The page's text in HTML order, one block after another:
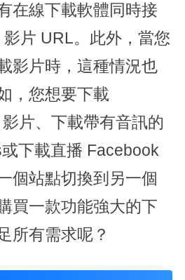
在線下載軟體同時接
片 URL。此外，當您
影片時，這種情況也
，您想要下載
片、下載帶有音訊的
下載直播 Facebook
個站點切換到另一個
買一款功能強大的下
所有需求呢？